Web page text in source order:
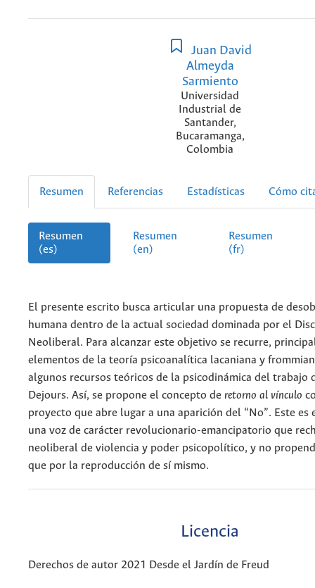
Juan David
Almeyda
Sarmiento
Universidad
Industrial de
Santander,
Bucaramanga,
Colombia
Resumen Referencias Estadísticas Cómo
Resumen
(es)
Resumen
(en)
Resumen
(fr)
El presente escrito busca articular una propuesta de
humana dentro de la actual sociedad dominada por el
Neoliberal. Para alcanzar este objetivo se recurre,
elementos de la teoría psicoanalítica lacaniana y
algunos recursos teóricos de la psicodinámica del trabajo
Dejours. Así, se propone el concepto de retorno al vínculo
proyecto que abre lugar a una aparición del “No”. Este es
una voz de carácter revolucionario-emancipatorio que
neoliberal de violencia y poder psicopolítico, y no
que por la reproducción de sí mismo.
Licencia
Derechos de autor 2021 Desde el Jardín de Freud